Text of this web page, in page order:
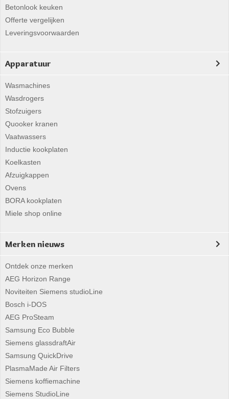
Betonlook keuken
Offerte vergelijken
Leveringsvoorwaarden
Apparatuur
Wasmachines
Wasdrogers
Stofzuigers
Quooker kranen
Vaatwassers
Inductie kookplaten
Koelkasten
Afzuigkappen
Ovens
BORA kookplaten
Miele shop online
Merken nieuws
Ontdek onze merken
AEG Horizon Range
Noviteiten Siemens studioLine
Bosch i-DOS
AEG ProSteam
Samsung Eco Bubble
Siemens glassdraftAir
Samsung QuickDrive
PlasmaMade Air Filters
Siemens koffiemachine
Siemens StudioLine